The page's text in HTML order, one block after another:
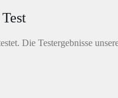
Die Testergebnisse